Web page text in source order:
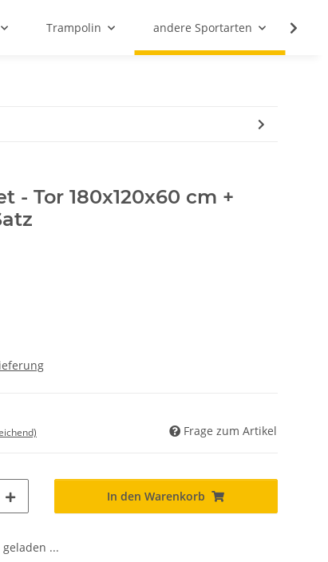
Trampolin andere Sportarten
- Tor 180x120x60 cm +
Frage zum Artikel
In den Warenkorb
...